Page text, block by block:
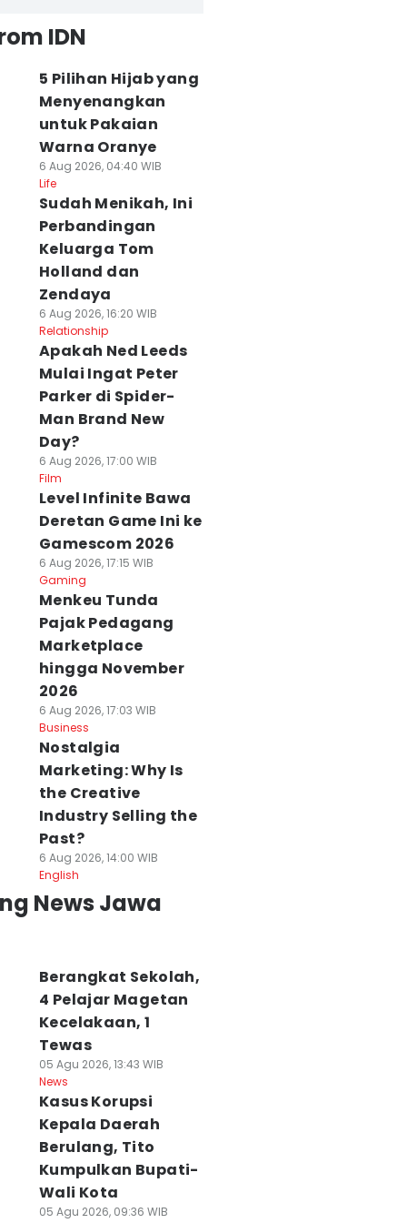
IDN
5 Pilihan Hijab yang
Menyenangkan
untuk Pakaian
Warna Oranye
6 Aug 2026, 04:40 WIB
Life
Sudah Menikah, Ini
Perbandingan
Keluarga Tom
Holland dan
Zendaya
6 Aug 2026, 16:20 WIB
Relationship
Apakah Ned Leeds
Mulai Ingat Peter
Parker di Spider-
Man Brand New
Day?
6 Aug 2026, 17:00 WIB
Film
Level Infinite Bawa
Deretan Game Ini ke
Gamescom 2026
6 Aug 2026, 17:15 WIB
Gaming
Menkeu Tunda
Pajak Pedagang
Marketplace
hingga November
2026
6 Aug 2026, 17:03 WIB
Business
Nostalgia
Marketing: Why Is
the Creative
Industry Selling the
Past?
6 Aug 2026, 14:00 WIB
English
News Jawa
Berangkat Sekolah,
4 Pelajar Magetan
Kecelakaan, 1
Tewas
05 Agu 2026, 13:43 WIB
News
Kasus Korupsi
Kepala Daerah
Berulang, Tito
Kumpulkan Bupati-
Wali Kota
05 Agu 2026, 09:36 WIB